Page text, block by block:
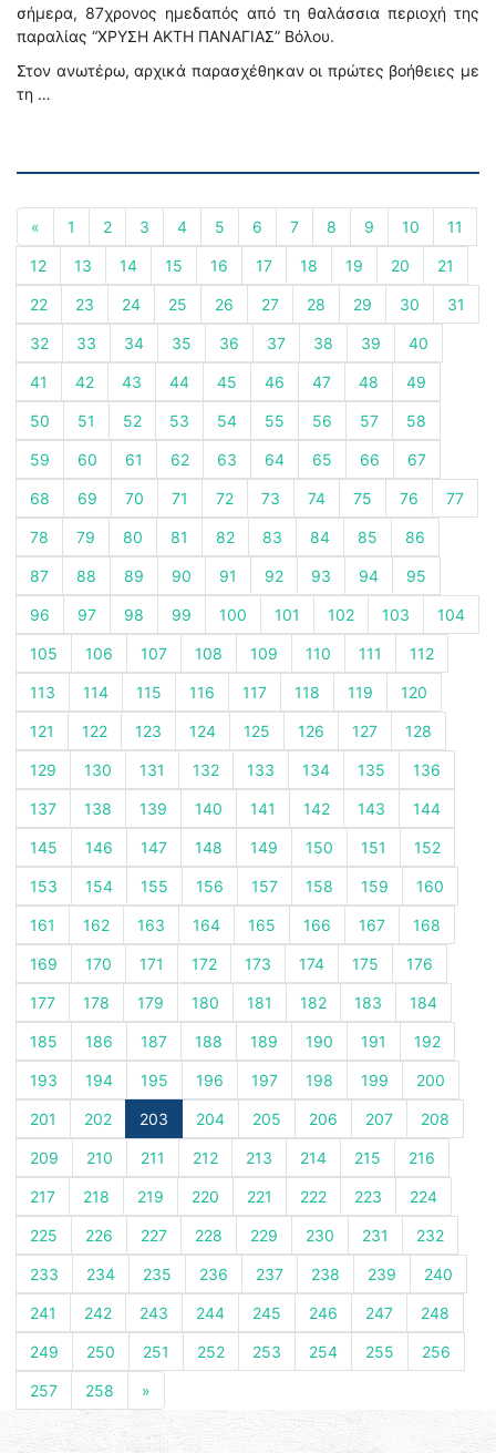
σήμερα, 87χρονος ημεδαπός από τη θαλάσσια περιοχή της
παραλίας “ΧΡΥΣΗ ΑΚΤΗ ΠΑΝΑΓΙΑΣ” Βόλου.
Στον ανωτέρω, αρχικά παρασχέθηκαν οι πρώτες βοήθειες με
τη …
« 1 2 3 4 5 6 7 8 9 10 11
12 13 14 15 16 17 18 19 20 21
22 23 24 25 26 27 28 29 30 31
32 33 34 35 36 37 38 39 40
41 42 43 44 45 46 47 48 49
50 51 52 53 54 55 56 57 58
59 60 61 62 63 64 65 66 67
68 69 70 71 72 73 74 75 76 77
78 79 80 81 82 83 84 85 86
87 88 89 90 91 92 93 94 95
96 97 98 99 100 101 102 103 104
105 106 107 108 109 110 111 112
113 114 115 116 117 118 119 120
121 122 123 124 125 126 127 128
129 130 131 132 133 134 135 136
137 138 139 140 141 142 143 144
145 146 147 148 149 150 151 152
153 154 155 156 157 158 159 160
161 162 163 164 165 166 167 168
169 170 171 172 173 174 175 176
177 178 179 180 181 182 183 184
185 186 187 188 189 190 191 192
193 194 195 196 197 198 199 200
201 202 203 204 205 206 207 208
209 210 211 212 213 214 215 216
217 218 219 220 221 222 223 224
225 226 227 228 229 230 231 232
233 234 235 236 237 238 239 240
241 242 243 244 245 246 247 248
249 250 251 252 253 254 255 256
257 258 »